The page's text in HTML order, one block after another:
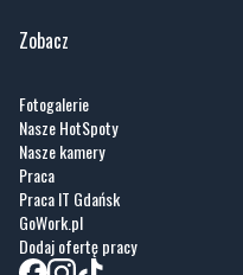
Zobacz
Fotogalerie
Nasze HotSpoty
Nasze kamery
Praca
Praca IT Gdańsk
GoWork.pl
Dodaj ofertę pracy